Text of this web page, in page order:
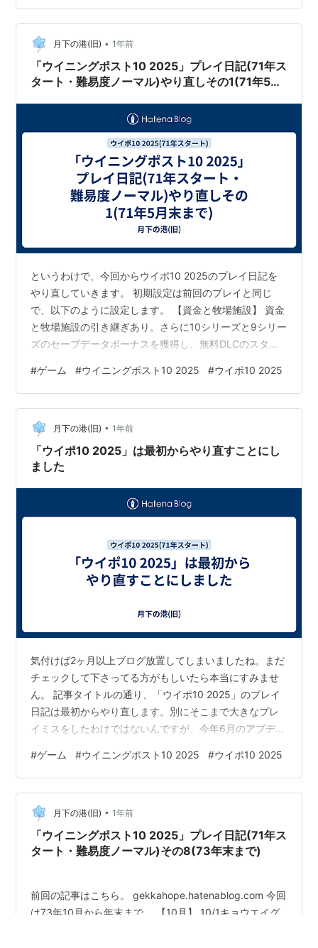
統で勝つとか、好きな毛色で勝つとか、何かのテーマが
あるから勝った時に面白いと思うんです。 で、自分がこ
のゲームでやりたいテーマって何だろうと考えた時に、
やはり推し馬であるグラスワンダーの子孫を繁栄させて
いきたいんですよね。しかし71年からスタート…
月下の港(旧) • 1年前
「ウイニングポスト10 2025」プレイ日記(71年ス
タート・難易度ノーマル)やり直しその1(71年5月
というわけで、今回からウイポ10 2025のプレイ日記を
やり直していきます。 初期設定は前回のプレイと同じ
で、以下のように設定します。 【資金と牧場施設】 資金
と牧場施設の引き継ぎあり。さらに10シリーズと9シリー
ズのセーブデータボーナスを獲得し、無料DLCのスター
55枚ずつでスタート。 【購入したDLC】 ・馬所有可能
数＆牧場面積拡張＆工事期間短縮&新施設DLCフルセット
・最速結婚可能セット 【秘書・牧場長】 志麻倉夕映 瑞
原幹人 最初に購入した馬はもちろんベルワイド。 1/3ベ
ルワイドが京成杯で勝利 2/2ベルワイドに「5ハロン追
い」2…
#ゲーム #ウイニングポスト10 2025 #ウイポ10 2025
月下の港(旧) • 1年前
「ウイポ10 2025」は最初からやり直すことにし
ました
気付けば2ヶ月以上ブログ放置してしまいましたね。まだ
チェックして下さってる方がもしいたら本当にすみませ
ん。 記事タイトルの通り、「ウイポ10 2025」のプレイ
日記は最初からやり直します。別にそこまで大きなプレ
イミスをしたわけではないんですが、今年6月のアプデで
ないですか。 もちろんそれはありがたいんですが、アプ
デが反映されるのはゲーム内でまだ誕生してない馬だけ
っぽいんですよね。それがなんか気持ち悪いので、アプ
デ反映した状態で最初からやり直すことにしました。71
年スタートでもう1回やります。
#ゲーム #ウイニングポスト10 2025 #ウイポ10 2025
月下の港(旧) • 1年前
「ウイニングポスト10 2025」プレイ日記(71年ス
タート・難易度ノーマル)その8(73年末まで)